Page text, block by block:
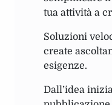
tua attività a
Soluzioni
create
esigenze.
Dall’idea